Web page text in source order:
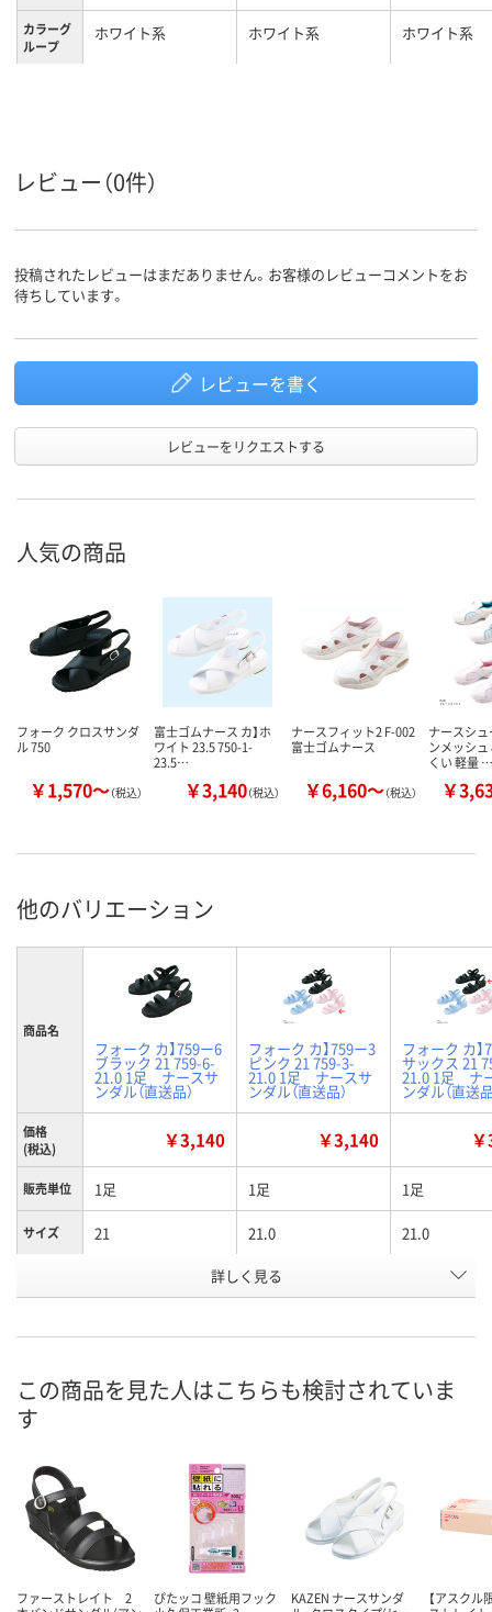
カラーグ
ループ
ホワイト系 ホワイト系 ホワイト系
レビュー（0件）
投稿されたレビューはまだありません。お客様のレビューコメントをお
待ちしています。
レビューを書く
レビューをリクエストする
人気の商品
フォーク クロスサンダ
ル 750
￥1,570～（税込）
富士ゴムナース カ】ホ
ワイト 23.5 750-1-
23.5…
￥3,140（税込）
ナースフィット2 F-002
富士ゴムナース
￥6,160～（税込）
ナースシ
ンメッシ
くい 軽量 …
￥
他のバリエーション
商品名
フォーク カ】759ー6
ブラック 21 759-6-
21.0 1足 ナースサ
ンダル（直送品）
フォーク カ】759ー3
ピンク 21 759-3-
21.0 1足 ナースサ
ンダル（直送品）
フォーク カ】
サックス 21
21.0 1足 ナ
ンダル（直送品
価格
(税込)
￥3,140 ￥3,140
販売単位 1足 1足 1足
サイズ 21 21.0 21.0
ピンク
号
お届け日
カゴへ カゴへ カ
詳しく見る
この商品を見た人はこちらも検討されていま
す
ファーストレイト 2
ぴたッコ 壁紙用フック
KAZEN ナースサンダ
【アスクル